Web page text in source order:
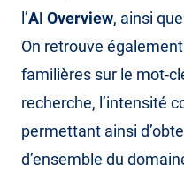
l’AI Overview, ainsi
On retrouve
familières sur le mot-
recherche, l’intensité
permettant ainsi
d’ensemble du